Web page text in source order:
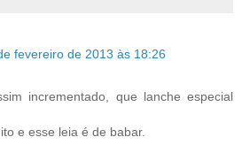
fevereiro de 2013 às 18:26
incrementado, que lanche especial
e esse leia é de babar.